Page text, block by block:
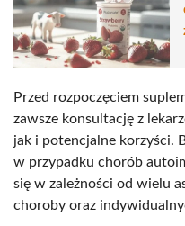
Przed rozpoczęciem
zawsze konsultację z
jak i potencjalne korzyści.
w przypadku chorób
się w zależności od wielu
choroby oraz